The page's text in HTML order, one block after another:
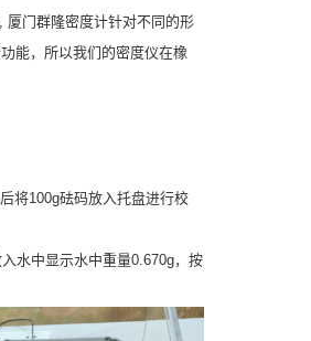
厦门群隆密度计针对不同的形
能，所以我们的密度仪在橡
将100g砝码放入托盘进行校
水中显示水中重量0.670g，按